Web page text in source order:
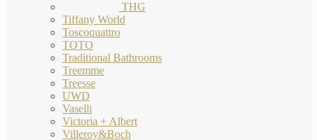
THG
Tiffany World
Toscoquattro
TOTO
Traditional Bathrooms
Treemme
Treesse
UWD
Vaselli
Victoria + Albert
Villeroy&Boch